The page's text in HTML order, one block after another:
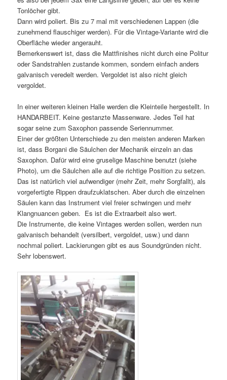
Tonlöcher gibt.
Dann wird poliert. Bis zu 7 mal mit verschiedenen Lappen (die
zunehmend flauschiger werden). Für die Vintage-Variante wird die
Oberfläche wieder angerauht.
Bemerkenswert ist, dass die Mattfinishes nicht durch eine Politur
oder Sandstrahlen zustande kommen, sondern einfach anders
galvanisch veredelt werden. Vergoldet ist also nicht gleich
vergoldet.
In einer weiteren kleinen Halle werden die Kleinteile hergestellt. In
HANDARBEIT. Keine gestanzte Massenware. Jedes Teil hat
sogar seine zum Saxophon passende Seriennummer.
Einer der größten Unterschiede zu den meisten anderen Marken
ist, dass Borgani die Säulchen der Mechanik einzeln an das
Saxophon. Dafür wird eine gruselige Maschine benutzt (siehe
Photo), um die Säulchen alle auf die richtige Position zu setzen.
Das ist natürlich viel aufwendiger (mehr Zeit, mehr Sorgfallt), als
vorgefertigte Rippen draufzuklatschen. Aber durch die einzelnen
Säulen kann das Instrument viel freier schwingen und mehr
Klangnuancen geben. Es ist die Extraarbeit also wert.
Die Instrumente, die keine Vintages werden sollen, werden nun
galvanisch behandelt (versilbert, vergoldet, usw.) und dann
nochmal poliert. Lackierungen gibt es aus Soundgründen nicht.
Sehr lobenswert.